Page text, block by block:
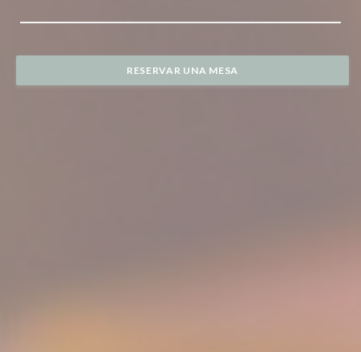
RESERVAR UNA MESA